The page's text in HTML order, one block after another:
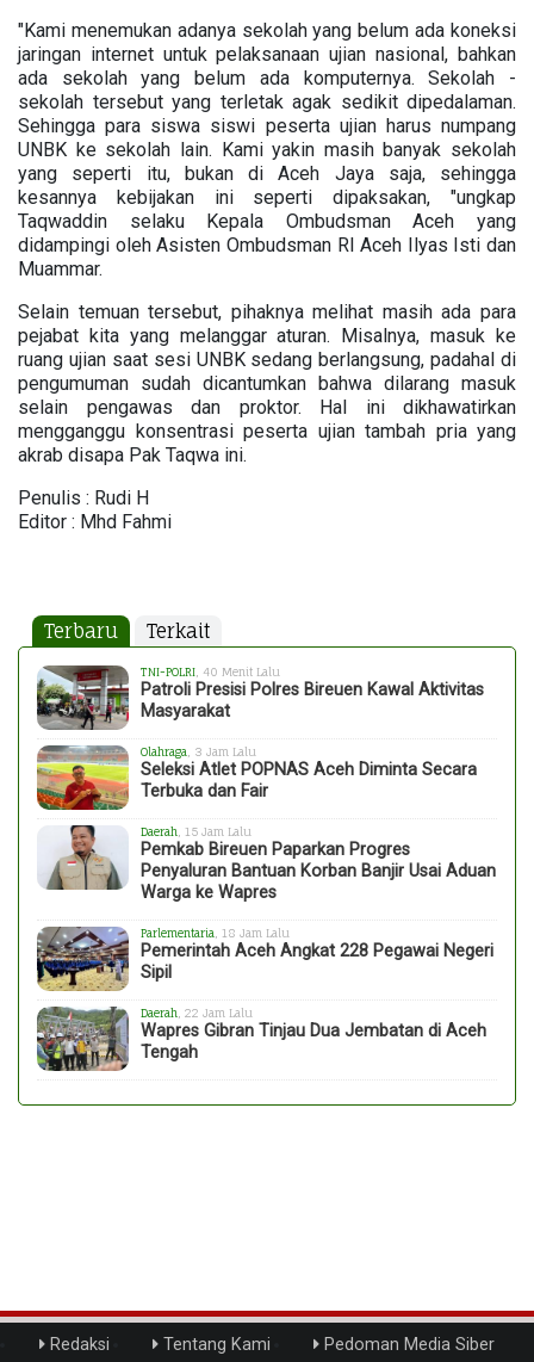
"Kami menemukan adanya sekolah yang belum ada koneksi
jaringan internet untuk pelaksanaan ujian nasional, bahkan
ada sekolah yang belum ada komputernya. Sekolah -
sekolah tersebut yang terletak agak sedikit dipedalaman.
Sehingga para siswa siswi peserta ujian harus numpang
UNBK ke sekolah lain. Kami yakin masih banyak sekolah
yang seperti itu, bukan di Aceh Jaya saja, sehingga
kesannya kebijakan ini seperti dipaksakan, "ungkap
Taqwaddin selaku Kepala Ombudsman Aceh yang
didampingi oleh Asisten Ombudsman RI Aceh Ilyas Isti dan
Muammar.
Selain temuan tersebut, pihaknya melihat masih ada para
pejabat kita yang melanggar aturan. Misalnya, masuk ke
ruang ujian saat sesi UNBK sedang berlangsung, padahal di
pengumuman sudah dicantumkan bahwa dilarang masuk
selain pengawas dan proktor. Hal ini dikhawatirkan
mengganggu konsentrasi peserta ujian tambah pria yang
akrab disapa Pak Taqwa ini.
Penulis : Rudi H
Editor : Mhd Fahmi
Terbaru Terkait
TNI-POLRI , 40 Menit Lalu
Patroli Presisi Polres Bireuen Kawal Aktivitas
Masyarakat
Olahraga , 3 Jam Lalu
Seleksi Atlet POPNAS Aceh Diminta Secara
Terbuka dan Fair
Daerah , 15 Jam Lalu
Pemkab Bireuen Paparkan Progres
Penyaluran Bantuan Korban Banjir Usai Aduan
Warga ke Wapres
Parlementaria , 18 Jam Lalu
Pemerintah Aceh Angkat 228 Pegawai Negeri
Sipil
Daerah , 22 Jam Lalu
Wapres Gibran Tinjau Dua Jembatan di Aceh
Tengah
Redaksi Tentang Kami
Pedoman Media Siber